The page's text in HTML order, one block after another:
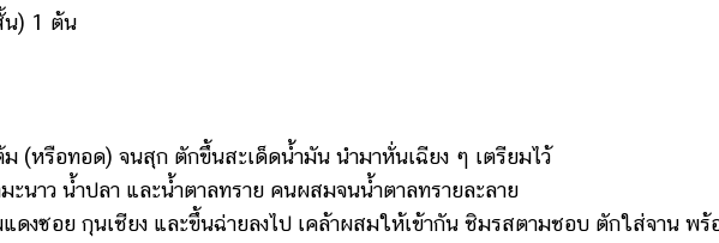
) 1 ต้น
(หรือทอด) จนสุก ตักขึ้นสะเด็ดน้ำมัน นำมาหั่นเฉียง ๆ เตรียมไว้
าว น้ำปลา และน้ำตาลทราย คนผสมจนน้ำตาลทรายละลาย
งซอย กุนเชียง และขึ้นฉ่ายลงไป เคล้าผสมให้เข้ากัน ชิมรสตามชอบ ตักใส่จาน พร้